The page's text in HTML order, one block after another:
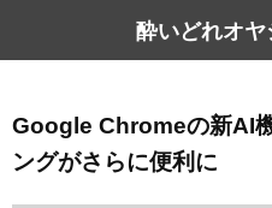
酔いどれオ
Google Chromeの新AI
ングがさらに便利に